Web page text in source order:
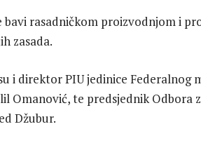
bavi rasadničkom proizvodnjom i
zasada.
i direktor PIU jedinice Federalnog
Omanović, te predsjednik Odbora
Džubur.